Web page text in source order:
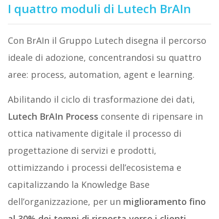
I quattro moduli di Lutech BrAIn
Con BrAIn il Gruppo Lutech disegna il percorso
ideale di adozione, concentrandosi su quattro
aree: process, automation, agent e learning.
Abilitando il ciclo di trasformazione dei dati,
Lutech BrAIn Process consente di ripensare in
ottica nativamente digitale il processo di
progettazione di servizi e prodotti,
ottimizzando i processi dell’ecosistema e
capitalizzando la Knowledge Base
dell’organizzazione, per un miglioramento fino